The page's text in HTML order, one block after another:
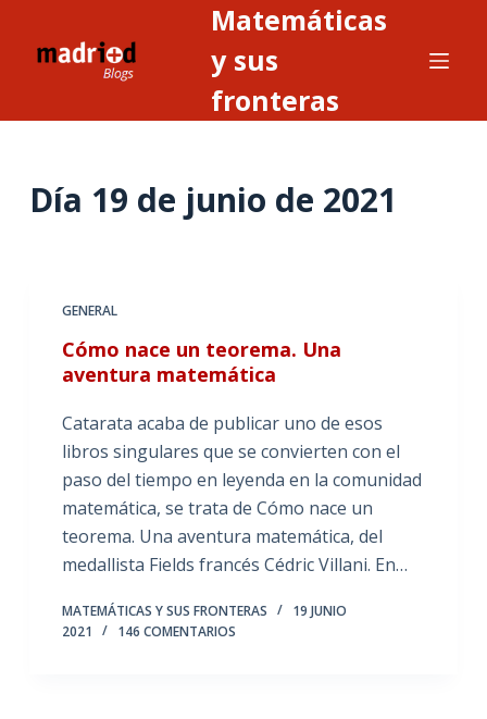
Matemáticas
y sus
fronteras
Día 19 de junio de 2021
GENERAL
Cómo nace un teorema. Una
aventura matemática
Catarata acaba de publicar uno de esos
libros singulares que se convierten con el
paso del tiempo en leyenda en la comunidad
matemática, se trata de Cómo nace un
teorema. Una aventura matemática, del
medallista Fields francés Cédric Villani. En…
MATEMÁTICAS Y SUS FRONTERAS
19 JUNIO
2021
146 COMENTARIOS